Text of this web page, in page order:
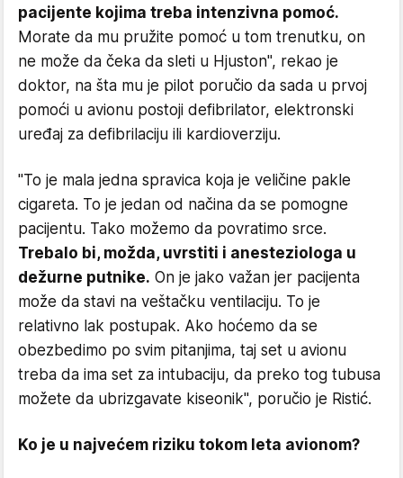
pacijente kojima treba intenzivna pomoć.
Morate da mu pružite pomoć u tom trenutku, on
ne može da čeka da sleti u Hjuston", rekao je
doktor, na šta mu je pilot poručio da sada u prvoj
pomoći u avionu postoji defibrilator, elektronski
uređaj za defibrilaciju ili kardioverziju.
"To je mala jedna spravica koja je veličine pakle
cigareta. To je jedan od načina da se pomogne
pacijentu. Tako možemo da povratimo srce.
Trebalo bi, možda, uvrstiti i anesteziologa u
dežurne putnike. On je jako važan jer pacijenta
može da stavi na veštačku ventilaciju. To je
relativno lak postupak. Ako hoćemo da se
obezbedimo po svim pitanjima, taj set u avionu
treba da ima set za intubaciju, da preko tog tubusa
možete da ubrizgavate kiseonik", poručio je Ristić.
Ko je u najvećem riziku tokom leta avionom?